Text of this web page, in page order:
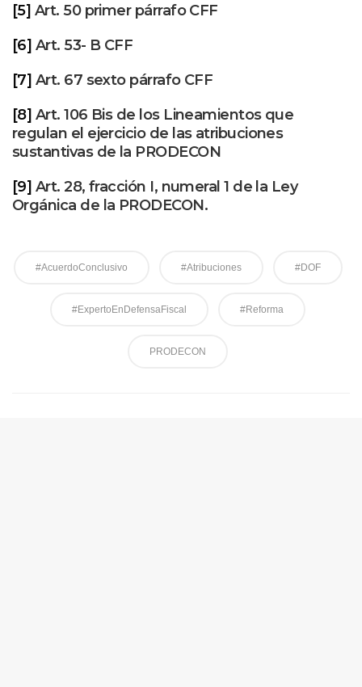
[5] Art. 50 primer párrafo CFF
[6] Art. 53- B CFF
[7] Art. 67 sexto párrafo CFF
[8] Art. 106 Bis de los Lineamientos que
regulan el ejercicio de las atribuciones
sustantivas de la PRODECON
[9] Art. 28, fracción I, numeral 1 de la Ley
Orgánica de la PRODECON.
#AcuerdoConclusivo #Atribuciones #DOF
#ExpertoEnDefensaFiscal #Reforma
PRODECON